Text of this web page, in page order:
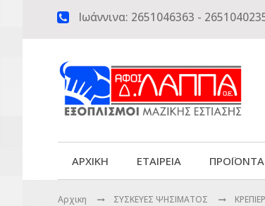
 Ιωάννινα: 2651046363 -
ΑΡΧΙΚΗ ΕΤΑΙΡΕΙΑ ΠΡΟΪΟΝΤΑ
Αρχικη ΣΥΣΚΕΥΕΣ ΨΗΣΙΜΑΤΟΣ